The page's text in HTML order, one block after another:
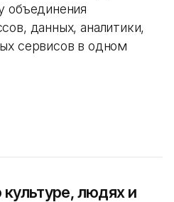
объединения
данных, аналитики,
сервисов в одном
культуре, людях и